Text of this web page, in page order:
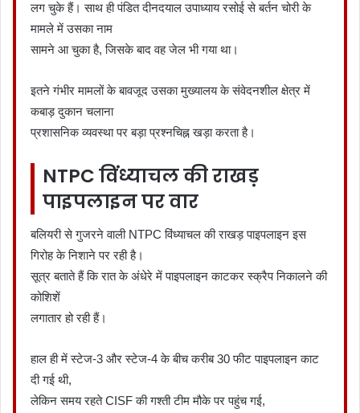
लग चुके हैं। साथ ही पंडित दीनदयाल उपाध्याय रसोई से बर्तन चोरी के
मामले में उसका नाम
सामने आ चुका है, जिसके बाद वह जेल भी गया था।
इतने गंभीर मामलों के बावजूद उसका मुख्यालय के संवेदनशील क्षेत्र में
कबाड़ दुकान चलाना
प्रशासनिक व्यवस्था पर बड़ा प्रश्नचिह्न खड़ा करता है।
NTPC विंध्याचल की राखड़
पाइपलाइन पर वार
बलियरी से गुजरने वाली NTPC विंध्याचल की राखड़ पाइपलाइन इस
गिरोह के निशाने पर रही है।
सूत्र बताते हैं कि रात के अंधेरे में पाइपलाइन काटकर स्क्रैप निकालने की
कोशिशें
लगातार हो रही हैं।
हाल ही में स्टेज-3 और स्टेज-4 के बीच करीब 30 फीट पाइपलाइन काट
दी गई थी,
लेकिन समय रहते CISF की गश्ती टीम मौके पर पहुंच गई,